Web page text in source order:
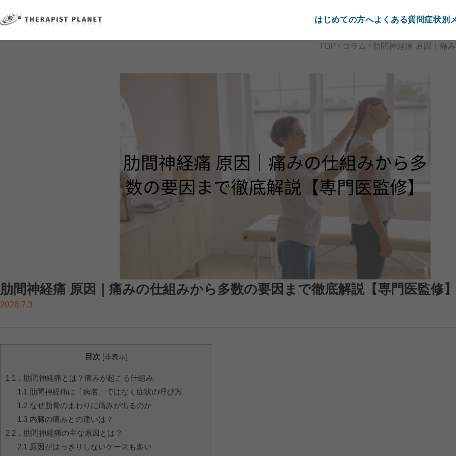
はじめての方へよくある質問症状別
TOP コラム 肋間神経痛 原因｜痛
肋間神経痛 原因｜痛みの仕組みから多数の要因まで徹底解説【専門医監修
2026.7.3
目次 [非表示]
1 1．肋間神経痛とは？痛みが起こる仕組み
1.1 肋間神経痛は「病名」ではなく症状の呼び方
1.2なぜ肋骨のまわりに痛みが出るのか
1.3内臓の痛みとの違いは？
2 2．肋間神経痛の主な原因とは？
2.1 原因がはっきりしないケースも多い